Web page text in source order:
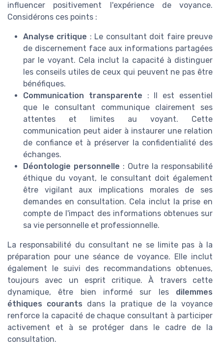
influencer positivement l'expérience de voyance.
Considérons ces points :
Analyse critique : Le consultant doit faire preuve
de discernement face aux informations partagées
par le voyant. Cela inclut la capacité à distinguer
les conseils utiles de ceux qui peuvent ne pas être
bénéfiques.
Communication transparente : Il est essentiel
que le consultant communique clairement ses
attentes et limites au voyant. Cette
communication peut aider à instaurer une relation
de confiance et à préserver la confidentialité des
échanges.
Déontologie personnelle : Outre la responsabilité
éthique du voyant, le consultant doit également
être vigilant aux implications morales de ses
demandes en consultation. Cela inclut la prise en
compte de l'impact des informations obtenues sur
sa vie personnelle et professionnelle.
La responsabilité du consultant ne se limite pas à la
préparation pour une séance de voyance. Elle inclut
également le suivi des recommandations obtenues,
toujours avec un esprit critique. À travers cette
dynamique, être bien informé sur les dilemmes
éthiques courants dans la pratique de la voyance
renforce la capacité de chaque consultant à participer
activement et à se protéger dans le cadre de la
consultation.